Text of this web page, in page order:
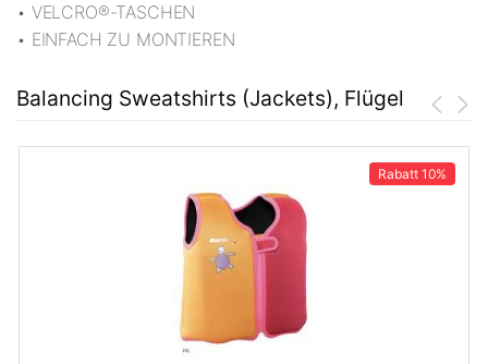
• VELCRO®-TASCHEN
• EINFACH ZU MONTIEREN
Balancing Sweatshirts (Jackets), Flügel
Rabatt 10%